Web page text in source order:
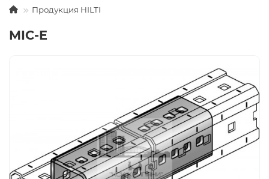
Продукция HILTI
MIC-E